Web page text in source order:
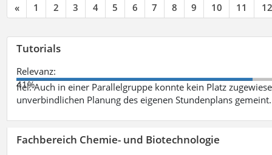
« 1 2 3 4 5 6 7 8 9 10 11 12
Tutorials
Relevanz:
41%
fiel. Auch in einer Parallelgruppe konnte kein Platz
unverbindlichen Planung des eigenen Stundenplans
Fachbereich Chemie- und Biotechnologie